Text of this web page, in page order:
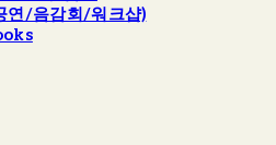
연/음감회/워크샵)